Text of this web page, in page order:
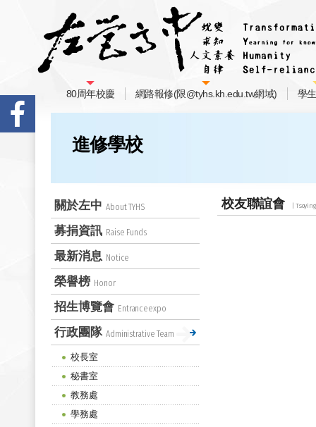
80周年校慶 網路報修(限@tyhs.kh.edu.tw網域) 學
進修學校
校友聯誼會
關於左中 About TYHS
募捐資訊 Raise Funds
最新消息 Notice
榮譽榜 Honor
招生博覽會 Entranceexpo
行政團隊 Administrative Team
校長室
秘書室
教務處
學務處